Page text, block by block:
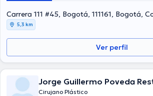
Carrera 111 #45, Bogotá, 111161, Bogotá,
5,3 km
Ver perfil
Jorge Guillermo Poveda
Cirujano Plástico